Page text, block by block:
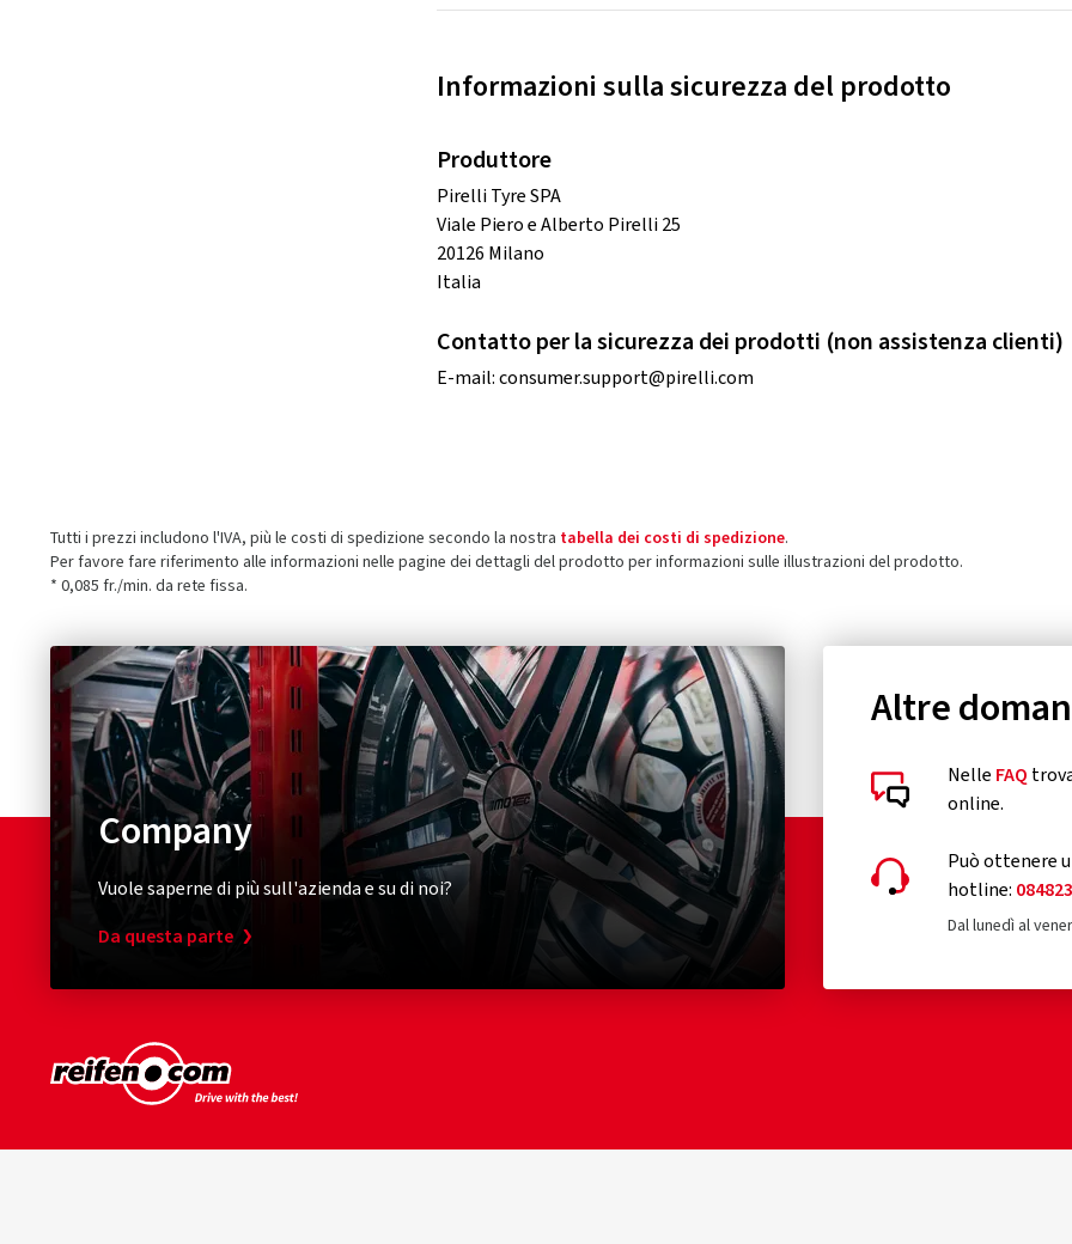
Informazioni sulla sicurezza del prodotto
Produttore
Pirelli Tyre SPA
Viale Piero e Alberto Pirelli 25
20126 Milano
Italia
Contatto per la sicurezza dei prodotti (non assistenza clienti)
E-mail:consumer.support@pirelli.com
Tutti i prezzi includono l'IVA, più le costi di spedizione secondo la nostra tabella dei costi di spedizione.
Per favore fare riferimento alle informazioni nelle pagine dei dettagli del prodotto per informazioni sulle illustrazioni del prodotto.
* 0,085 fr./min. da rete fissa.
Company
Vuole saperne di più sull'azienda e su di noi?
Da questa parte
Altre
Nelle FAQ
online.
Può ottenere
hotline:
Dal lunedì al